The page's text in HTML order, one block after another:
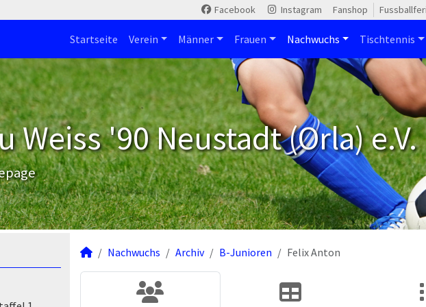
Facebook Instagram Fanshop
Startseite Verein Männer Frauen Nachwuchs Tischtennis
Weiss '90 Neustadt (Orla) e.V.
Nachwuchs Archiv B-Junioren Felix Anton